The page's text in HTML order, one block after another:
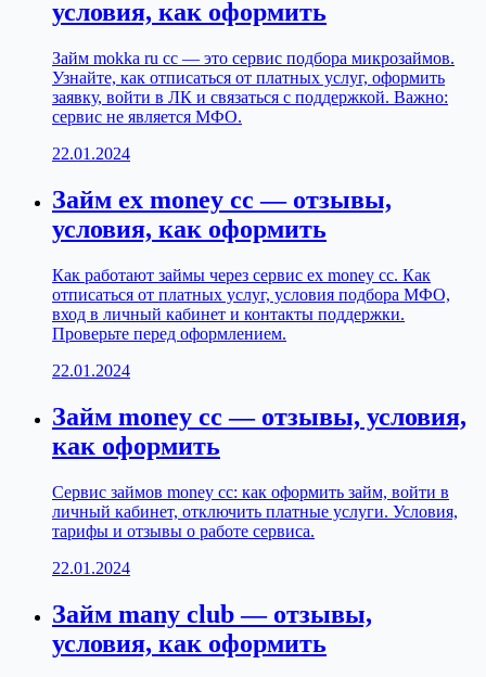
условия, как оформить
Займ mokka ru cc — это сервис подбора микрозаймов.
Узнайте, как отписаться от платных услуг, оформить
заявку, войти в ЛК и связаться с поддержкой. Важно:
сервис не является МФО.
22.01.2024
Займ ex money cc — отзывы,
условия, как оформить
Как работают займы через сервис ex money cc. Как
отписаться от платных услуг, условия подбора МФО,
вход в личный кабинет и контакты поддержки.
Проверьте перед оформлением.
22.01.2024
Займ money cc — отзывы, условия,
как оформить
Сервис займов money cc: как оформить займ, войти в
личный кабинет, отключить платные услуги. Условия,
тарифы и отзывы о работе сервиса.
22.01.2024
Займ many club — отзывы,
условия, как оформить